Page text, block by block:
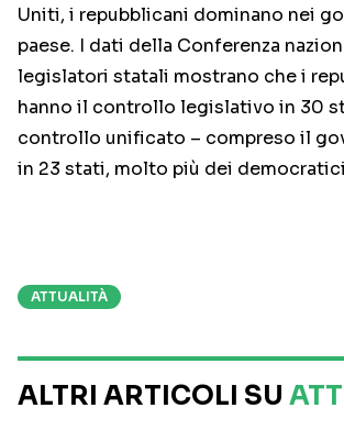
Uniti, i repubblicani dominano nei
paese. I dati della Conferenza
legislatori statali mostrano che i
hanno il controllo legislativo in 30
controllo unificato – compreso il
in 23 stati, molto più dei
ATTUALITÀ
ALTRI ARTICOLI SU